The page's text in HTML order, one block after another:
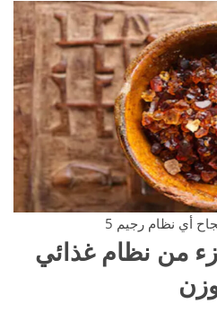
أي نظام رجيم 5
من نظام غذائي